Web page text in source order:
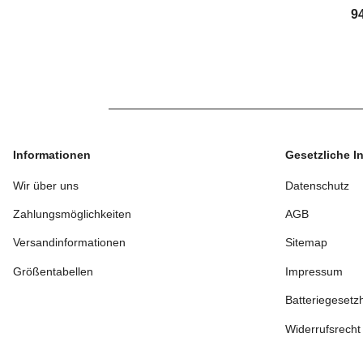
Informationen
Wir über uns
Zahlungsmöglichkeiten
Versandinformationen
Größentabellen
Gesetzliche
Datenschutz
AGB
Sitemap
Impressum
Widerrufsrecht